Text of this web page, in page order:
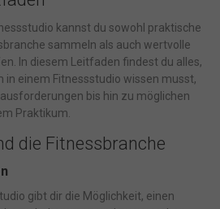
kannst du sowohl praktische
sammeln als auch wertvolle
In diesem Leitfaden findest du alles,
in einem Fitnessstudio wissen musst,
bis hin zu möglichen
Praktikum.
die Fitnessbranche
gibt dir die Möglichkeit, einen